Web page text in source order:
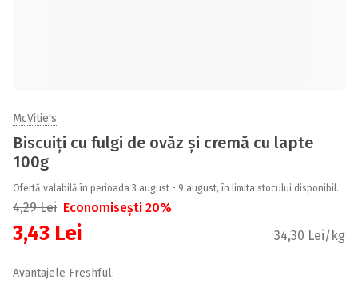
McVitie's
Biscuiți cu fulgi de ovăz și cremă cu lapte
100g
Ofertă valabilă în perioada 3 august - 9 august, în limita stocului disponibil.
4,29Lei Economisești 20%
3,43 Lei 34,30 Lei/kg
Avantajele Freshful: